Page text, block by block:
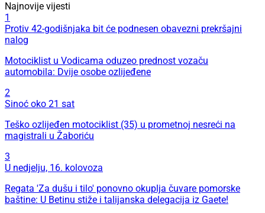
Najnovije vijesti
1
Protiv 42-godišnjaka bit će podnesen obavezni prekršajni
nalog
Motociklist u Vodicama oduzeo prednost vozaču
automobila: Dvije osobe ozlijeđene
2
Sinoć oko 21 sat
Teško ozlijeđen motociklist (35) u prometnoj nesreći na
magistrali u Žaboriću
3
U nedjelju, 16. kolovoza
Regata 'Za dušu i tilo' ponovno okuplja čuvare pomorske
baštine: U Betinu stiže i talijanska delegacija iz Gaete!